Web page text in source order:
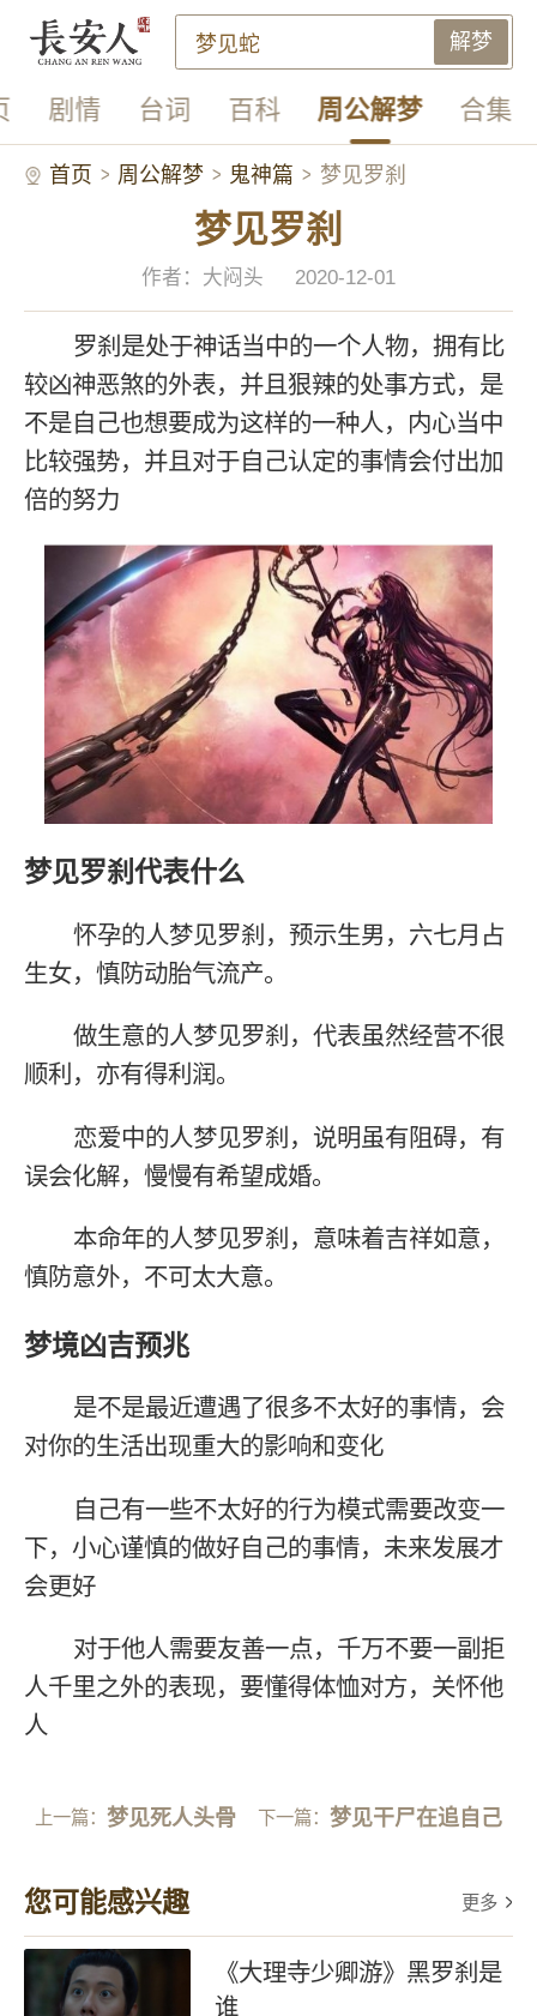
解梦
剧情 台词 百科 周公解梦 合集
首页 周公解梦 鬼神篇 梦见罗刹
梦见罗刹
作者：大闷头 2020-12-01
罗刹是处于神话当中的一个人物，拥有比
较凶神恶煞的外表，并且狠辣的处事方式，是
不是自己也想要成为这样的一种人，内心当中
比较强势，并且对于自己认定的事情会付出加
倍的努力
梦见罗刹代表什么
怀孕的人梦见罗刹，预示生男，六七月占
生女，慎防动胎气流产。
做生意的人梦见罗刹，代表虽然经营不很
顺利，亦有得利润。
恋爱中的人梦见罗刹，说明虽有阻碍，有
误会化解，慢慢有希望成婚。
本命年的人梦见罗刹，意味着吉祥如意，
慎防意外，不可太大意。
梦境凶吉预兆
是不是最近遭遇了很多不太好的事情，会
对你的生活出现重大的影响和变化
自己有一些不太好的行为模式需要改变一
下，小心谨慎的做好自己的事情，未来发展才
会更好
对于他人需要友善一点，千万不要一副拒
人千里之外的表现，要懂得体恤对方，关怀他
人
上一篇：梦见死人头骨 下一篇： 梦见干尸在追自己
您可能感兴趣 更多
《大理寺少卿游》黑罗刹是
谁